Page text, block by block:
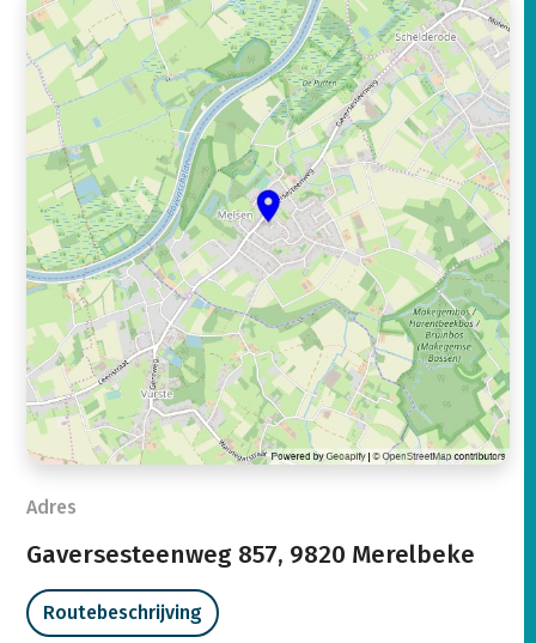
Adres
Gaversesteenweg 857, 9820 Merelbeke
Routebeschrijving